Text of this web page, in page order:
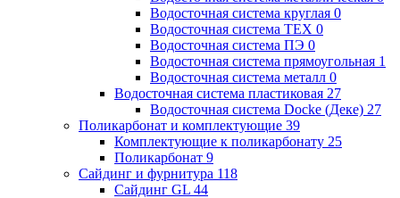
Водосточная система круглая 0
Водосточная система ТЕХ 0
Водосточная система ПЭ 0
Водосточная система прямоугольная 1
Водосточная система металл 0
Водосточная система пластиковая 27
Водосточная система Docke (Деке) 27
Поликарбонат и комплектующие 39
Комплектующие к поликарбонату 25
Поликарбонат 9
Сайдинг и фурнитура 118
Сайдинг GL 44